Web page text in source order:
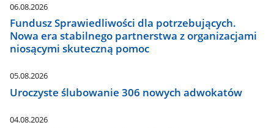
06.08.2026
Fundusz Sprawiedliwości dla potrzebujących.
Nowa era stabilnego partnerstwa z organizacjami
niosącymi skuteczną pomoc
05.08.2026
Uroczyste ślubowanie 306 nowych adwokatów
04.08.2026